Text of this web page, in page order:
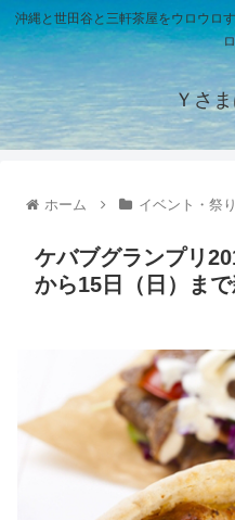
沖縄と世田谷と三軒茶屋をウロウロ
Ｙさ
ホーム イベント・祭り
ケバブグランプリ
から15日（日）ま